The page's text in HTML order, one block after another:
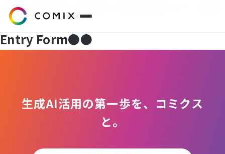
サービス
会社概要
HOME>
ページ
Entry Form●●
生成AI活用の第一歩を、コミクス
と。